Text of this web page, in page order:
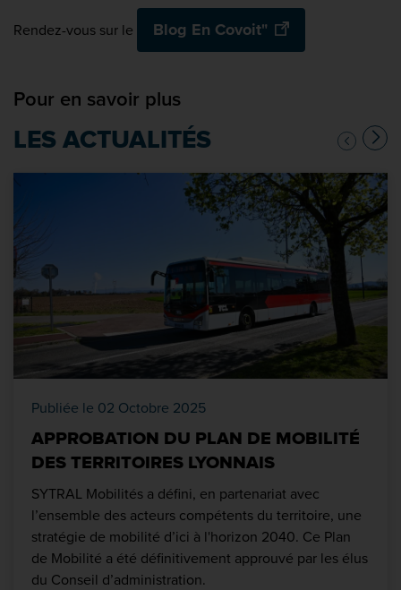
Rendez-vous sur le Blog En Covoit"
Pour en savoir plus
LES ACTUALITÉS
Publiée le 02 Octobre 2025
APPROBATION DU PLAN DE MOBILITÉ
DES TERRITOIRES LYONNAIS
SYTRAL Mobilités a défini, en partenariat avec
l’ensemble des acteurs compétents du territoire, une
stratégie de mobilité d’ici à l'horizon 2040. Ce Plan
de Mobilité a été définitivement approuvé par les élus
du Conseil d’administration.